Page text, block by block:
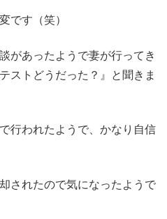
です（笑）
があったようで妻が行ってき
ストどうだった？』と聞きま
行われたようで、かなり自信
されたので気になったようで